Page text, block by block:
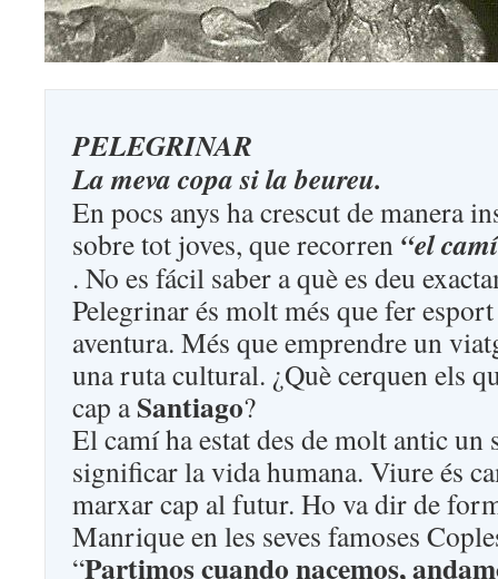
PELEGRINAR
La meva copa si la beureu.
En pocs anys ha crescut de manera
sobre tot joves, que recorren “el
. No es fácil saber a què es deu
Pelegrinar és molt més que fer
aventura. Més que emprendre un
una ruta cultural. ¿Què cerquen els
cap aSantiago?
El camí ha estat des de molt antic un
significar la vida humana. Viure és
marxar cap al futur. Ho va dir de
Manrique en les seves famoses
“Partimos cuando nacemos,